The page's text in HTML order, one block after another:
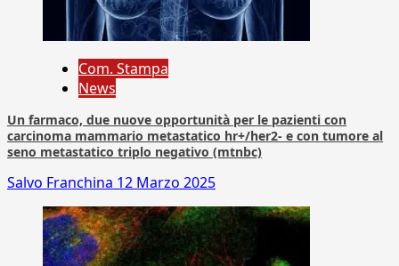
Com. Stampa
News
Un farmaco, due nuove opportunità per le pazienti con
carcinoma mammario metastatico hr+/her2- e con tumore al
seno metastatico triplo negativo (mtnbc)
Salvo Franchina 12 Marzo 2025